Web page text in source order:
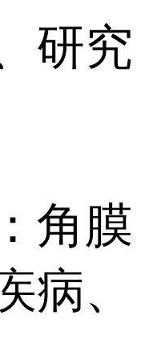
研究
角膜
病、